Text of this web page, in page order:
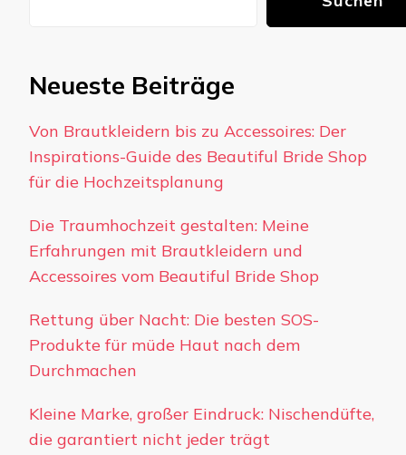
Neueste Beiträge
Von Brautkleidern bis zu Accessoires: Der
Inspirations-Guide des Beautiful Bride Shop
für die Hochzeitsplanung
Die Traumhochzeit gestalten: Meine
Erfahrungen mit Brautkleidern und
Accessoires vom Beautiful Bride Shop
Rettung über Nacht: Die besten SOS-
Produkte für müde Haut nach dem
Durchmachen
Kleine Marke, großer Eindruck: Nischendüfte,
die garantiert nicht jeder trägt